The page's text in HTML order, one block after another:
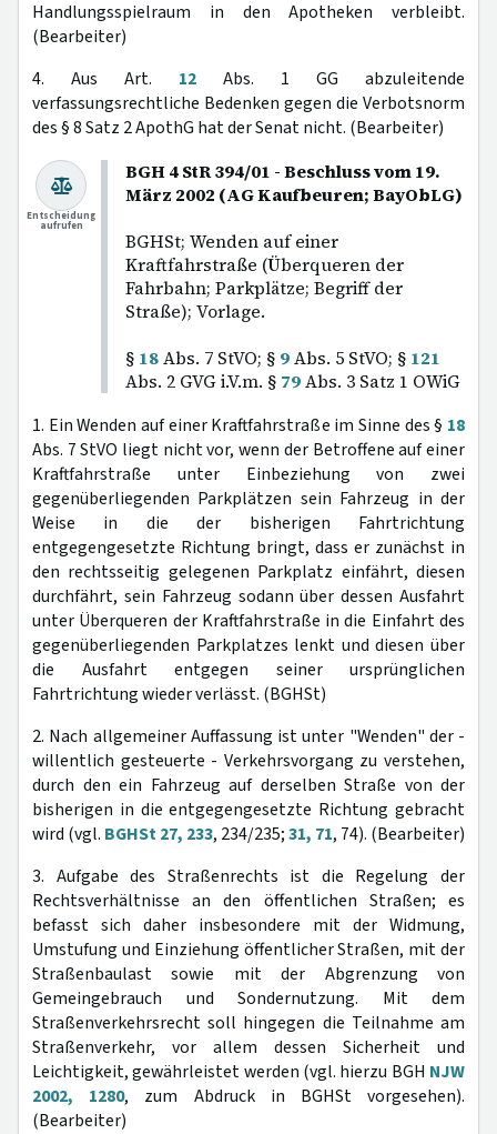
Handlungsspielraum in den Apotheken verbleibt.
(Bearbeiter)
4. Aus Art. 12 Abs. 1 GG abzuleitende
verfassungsrechtliche Bedenken gegen die Verbotsnorm
des § 8 Satz 2 ApothG hat der Senat nicht. (Bearbeiter)
BGH 4 StR 394/01 - Beschluss vom 19.
März 2002 (AG Kaufbeuren; BayObLG)
BGHSt; Wenden auf einer
Kraftfahrstraße (Überqueren der
Fahrbahn; Parkplätze; Begriff der
Straße); Vorlage.
§ 18Abs. 7 StVO; § 9Abs. 5 StVO; § 121
Abs. 2 GVG i.V.m. § 79Abs. 3 Satz 1 OWiG
Entscheidung
aufrufen
1. Ein Wenden auf einer Kraftfahrstraße im Sinne des § 18
Abs. 7 StVO liegt nicht vor, wenn der Betroffene auf einer
Kraftfahrstraße unter Einbeziehung von zwei
gegenüberliegenden Parkplätzen sein Fahrzeug in der
Weise in die der bisherigen Fahrtrichtung
entgegengesetzte Richtung bringt, dass er zunächst in
den rechtsseitig gelegenen Parkplatz einfährt, diesen
durchfährt, sein Fahrzeug sodann über dessen Ausfahrt
unter Überqueren der Kraftfahrstraße in die Einfahrt des
gegenüberliegenden Parkplatzes lenkt und diesen über
die Ausfahrt entgegen seiner ursprünglichen
Fahrtrichtung wieder verlässt. (BGHSt)
2. Nach allgemeiner Auffassung ist unter "Wenden" der -
willentlich gesteuerte - Verkehrsvorgang zu verstehen,
durch den ein Fahrzeug auf derselben Straße von der
bisherigen in die entgegengesetzte Richtung gebracht
wird (vgl. BGHSt 27, 233, 234/235;31, 71, 74). (Bearbeiter)
3. Aufgabe des Straßenrechts ist die Regelung der
Rechtsverhältnisse an den öffentlichen Straßen; es
befasst sich daher insbesondere mit der Widmung,
Umstufung und Einziehung öffentlicher Straßen, mit der
Straßenbaulast sowie mit der Abgrenzung von
Gemeingebrauch und Sondernutzung. Mit dem
Straßenverkehrsrecht soll hingegen die Teilnahme am
Straßenverkehr, vor allem dessen Sicherheit und
Leichtigkeit, gewährleistet werden (vgl. hierzu BGH NJW
2002, 1280, zum Abdruck in BGHSt vorgesehen).
(Bearbeiter)